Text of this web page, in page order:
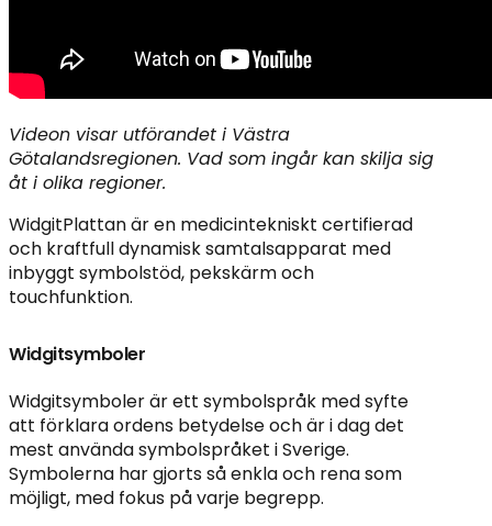
Videon visar utförandet i Västra
Götalandsregionen. Vad som ingår kan skilja sig
åt i olika regioner.
WidgitPlattan är en medicintekniskt certifierad
och kraftfull dynamisk samtalsapparat med
inbyggt symbolstöd, pekskärm och
touchfunktion.
Widgitsymboler
Widgitsymboler är ett symbolspråk med syfte
att förklara ordens betydelse och är i dag det
mest använda symbolspråket i Sverige.
Symbolerna har gjorts så enkla och rena som
möjligt, med fokus på varje begrepp.